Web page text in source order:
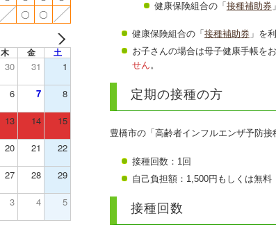
健康保険組合の「 接種補助券
健康保険組合の「 接種補助券」を
お子さんの場合は母子健康手帳をお
せん。
定期の接種の方
豊橋市の「高齢者インフルエンザ予防接
接種回数：1回
自己負担額：1,500円もしくは無料
接種回数
木 金 土
30 31 1
6 7 8
13 14 15
20 21 22
27 28 29
3 4 5